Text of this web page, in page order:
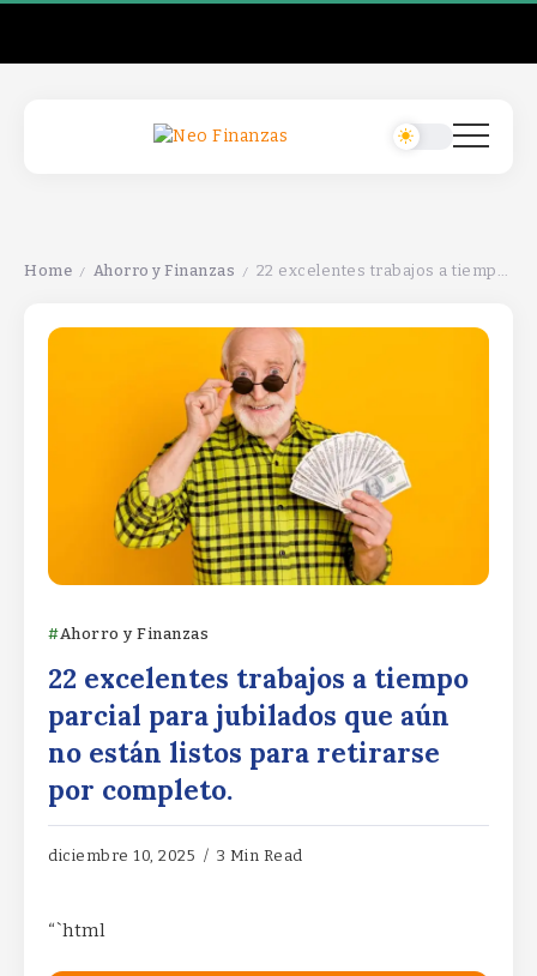
Home / Ahorro y Finanzas / 22 excelentes trabajos a tiempo parcial para jubilados que aún no están listos para retirarse por completo.
Ahorro y Finanzas
22 excelentes trabajos a tiempo
parcial para jubilados que aún
no están listos para retirarse
por completo.
diciembre 10, 2025 3 Min Read
“`html